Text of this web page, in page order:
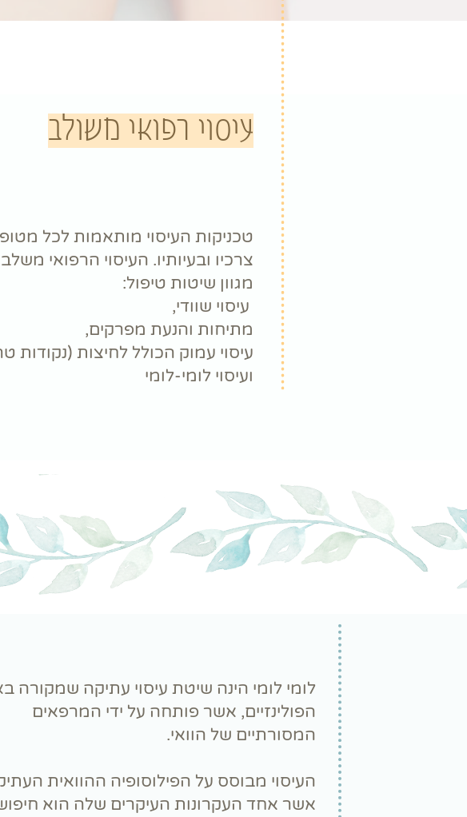
עיסוי רפואי משולב
טכניקות העיסוי מותאמות לכל
צרכיו ובעיותיו. העיסוי הרפואי משלב
מגוון שיטות טיפול:
עיסוי שוודי,
מתיחות והנעת מפרקים,
עיסוי עמוק הכולל לחיצות (נקודות
ועיסוי לומי-לומי
לומי לומי הינה שיטת עיסוי עתיקה שמקורה
הפולינזיים, אשר פותחה על ידי המרפאים
המסורתיים של הוואי.
העיסוי מבוסס על הפילוסופיה ההוואית
אשר אחד העקרונות העיקרים שלה הוא